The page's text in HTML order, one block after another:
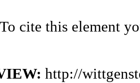
To cite this element
http://